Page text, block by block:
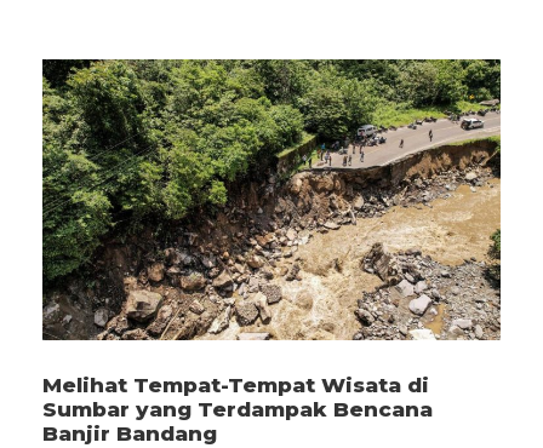
Melihat Tempat-Tempat Wisata di
Sumbar yang Terdampak Bencana
Banjir Bandang